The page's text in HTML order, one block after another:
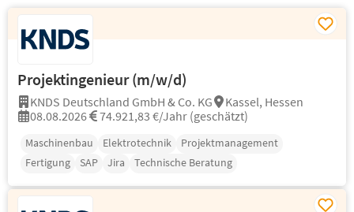
Projektingenieur (m/w/d)
KNDS Deutschland GmbH & Co. KG
Kassel, Hessen
08.08.2026
74.921,83 €/Jahr (geschätzt)
Maschinenbau Elektrotechnik
Projektmanagement
Fertigung
SAP Jira Technische Beratung